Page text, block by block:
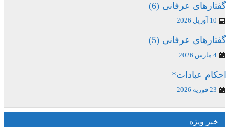
گفتارهای عرفانی (6)
10 آوریل 2026
گفتارهای عرفانی (5)
4 مارس 2026
احکام عبادات*
23 فوریه 2026
خبر ویژه